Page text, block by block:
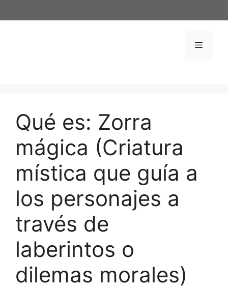
al
Menú
Qué es: Zorra
mágica (Criatura
mística que guía a
los personajes a
través de
laberintos o
dilemas morales)